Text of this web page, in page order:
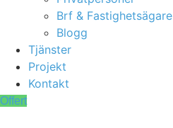
Brf & Fastighetsägare
Blogg
Tjänster
Projekt
Kontakt
Offert